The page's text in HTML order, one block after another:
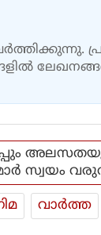
സ്വയം
വാര്‍ത്ത